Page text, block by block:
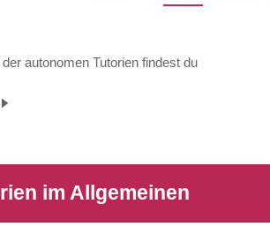
autonomen Tutorien findest du
im Allgemeinen